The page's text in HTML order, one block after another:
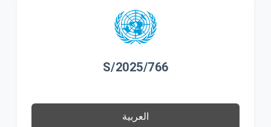
S/2025/766
العربية